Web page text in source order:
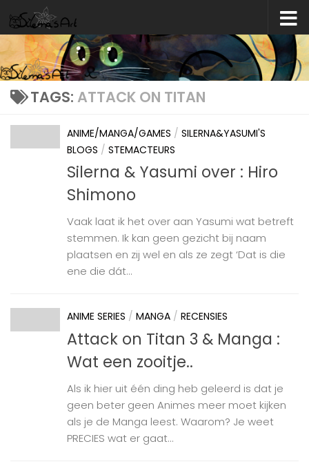
Skip to content
TAGS: ATTACK ON TITAN
ANIME/MANGA/GAMES / SILERNA&YASUMI'S
BLOGS / STEMACTEURS
Silerna & Yasumi over : Hiro
Shimono
Vaak laat ik het over aan Yasumi wat betreft
stemmen. Ik kan geen gezicht bij naam
plaatsen en zij wel en als ze zegt ‘Dat is die
ene die dát...
ANIME SERIES / MANGA / RECENSIES
Attack on Titan 3 & Manga :
Wat een zooitje..
Als ik hier uit één ding heb geleerd is dat je
geen beter geen Animes meer moet kijken
als je de Manga leest. Waarom? Je weet
PRECIES wat er gaat...